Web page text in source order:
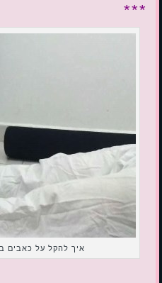
***
איך להקל על כאבים